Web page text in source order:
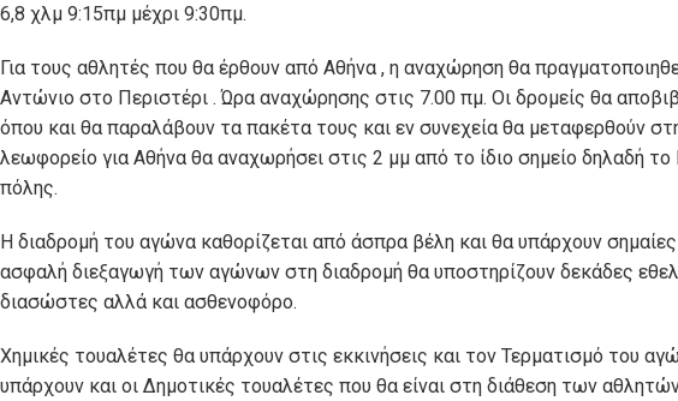
6,8 χλμ 9:15πμ μέχρι 9:30πμ.
Για τους αθλητές που θα έρθουν από Αθήνα , η αναχώρηση θα
Αντώνιο στο Περιστέρι . Ώρα αναχώρησης στις 7.00 πμ. Οι δρομείς θα
όπου και θα παραλάβουν τα πακέτα τους και εν συνεχεία θα μεταφερθούν
λεωφορείο για Αθήνα θα αναχωρήσει στις 2 μμ από το ίδιο σημείο δηλαδή
πόλης.
Η διαδρομή του αγώνα καθορίζεται από άσπρα βέλη και θα υπάρχουν σημαίες
ασφαλή διεξαγωγή των αγώνων στη διαδρομή θα υποστηρίζουν δεκάδες
διασώστες αλλά και ασθενοφόρο.
Χημικές τουαλέτες θα υπάρχουν στις εκκινήσεις και τον Τερματισμό του
υπάρχουν και οι Δημοτικές τουαλέτες που θα είναι στη διάθεση των